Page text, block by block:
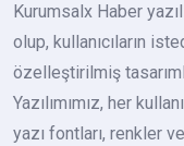
Kurumsalx Haber
olup, kullanıcıların
özelleştirilmiş
Yazılımımız, her
yazı fontları, renkler